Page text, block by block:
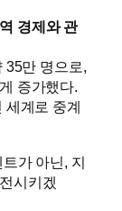
경제와 관
35만 명으로,
증가했다.
계로 중계
가 아닌, 지
시키겠